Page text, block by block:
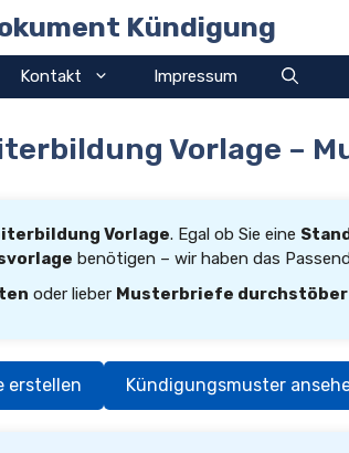
Kündigung
Kontakt Impressum
Vorlage –
Vorlage. Egal ob Sie eine
benötigen – wir haben das
oder lieber Musterbriefe
erstellen Kündigungsmuster